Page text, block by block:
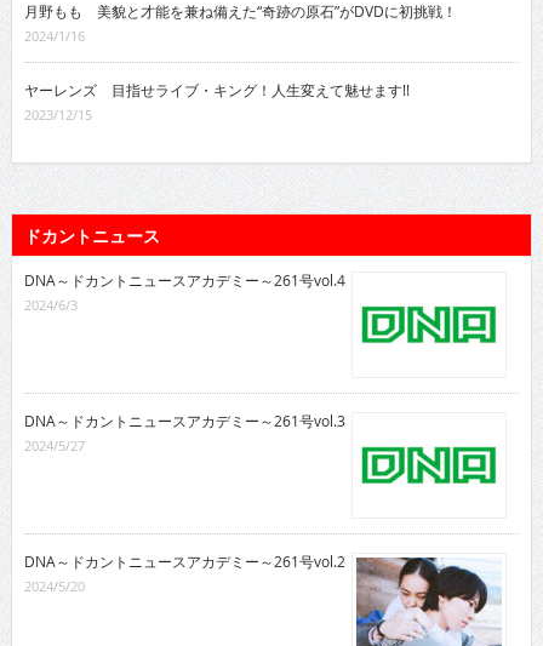
月野もも 美貌と才能を兼ね備えた“奇跡の原石”がDVDに初挑戦！
2024/1/16
ヤーレンズ 目指せライブ・キング！人生変えて魅せます!!
2023/12/15
ドカントニュース
DNA～ドカントニュースアカデミー～261号vol.4
2024/6/3
DNA～ドカントニュースアカデミー～261号vol.3
2024/5/27
DNA～ドカントニュースアカデミー～261号vol.2
2024/5/20